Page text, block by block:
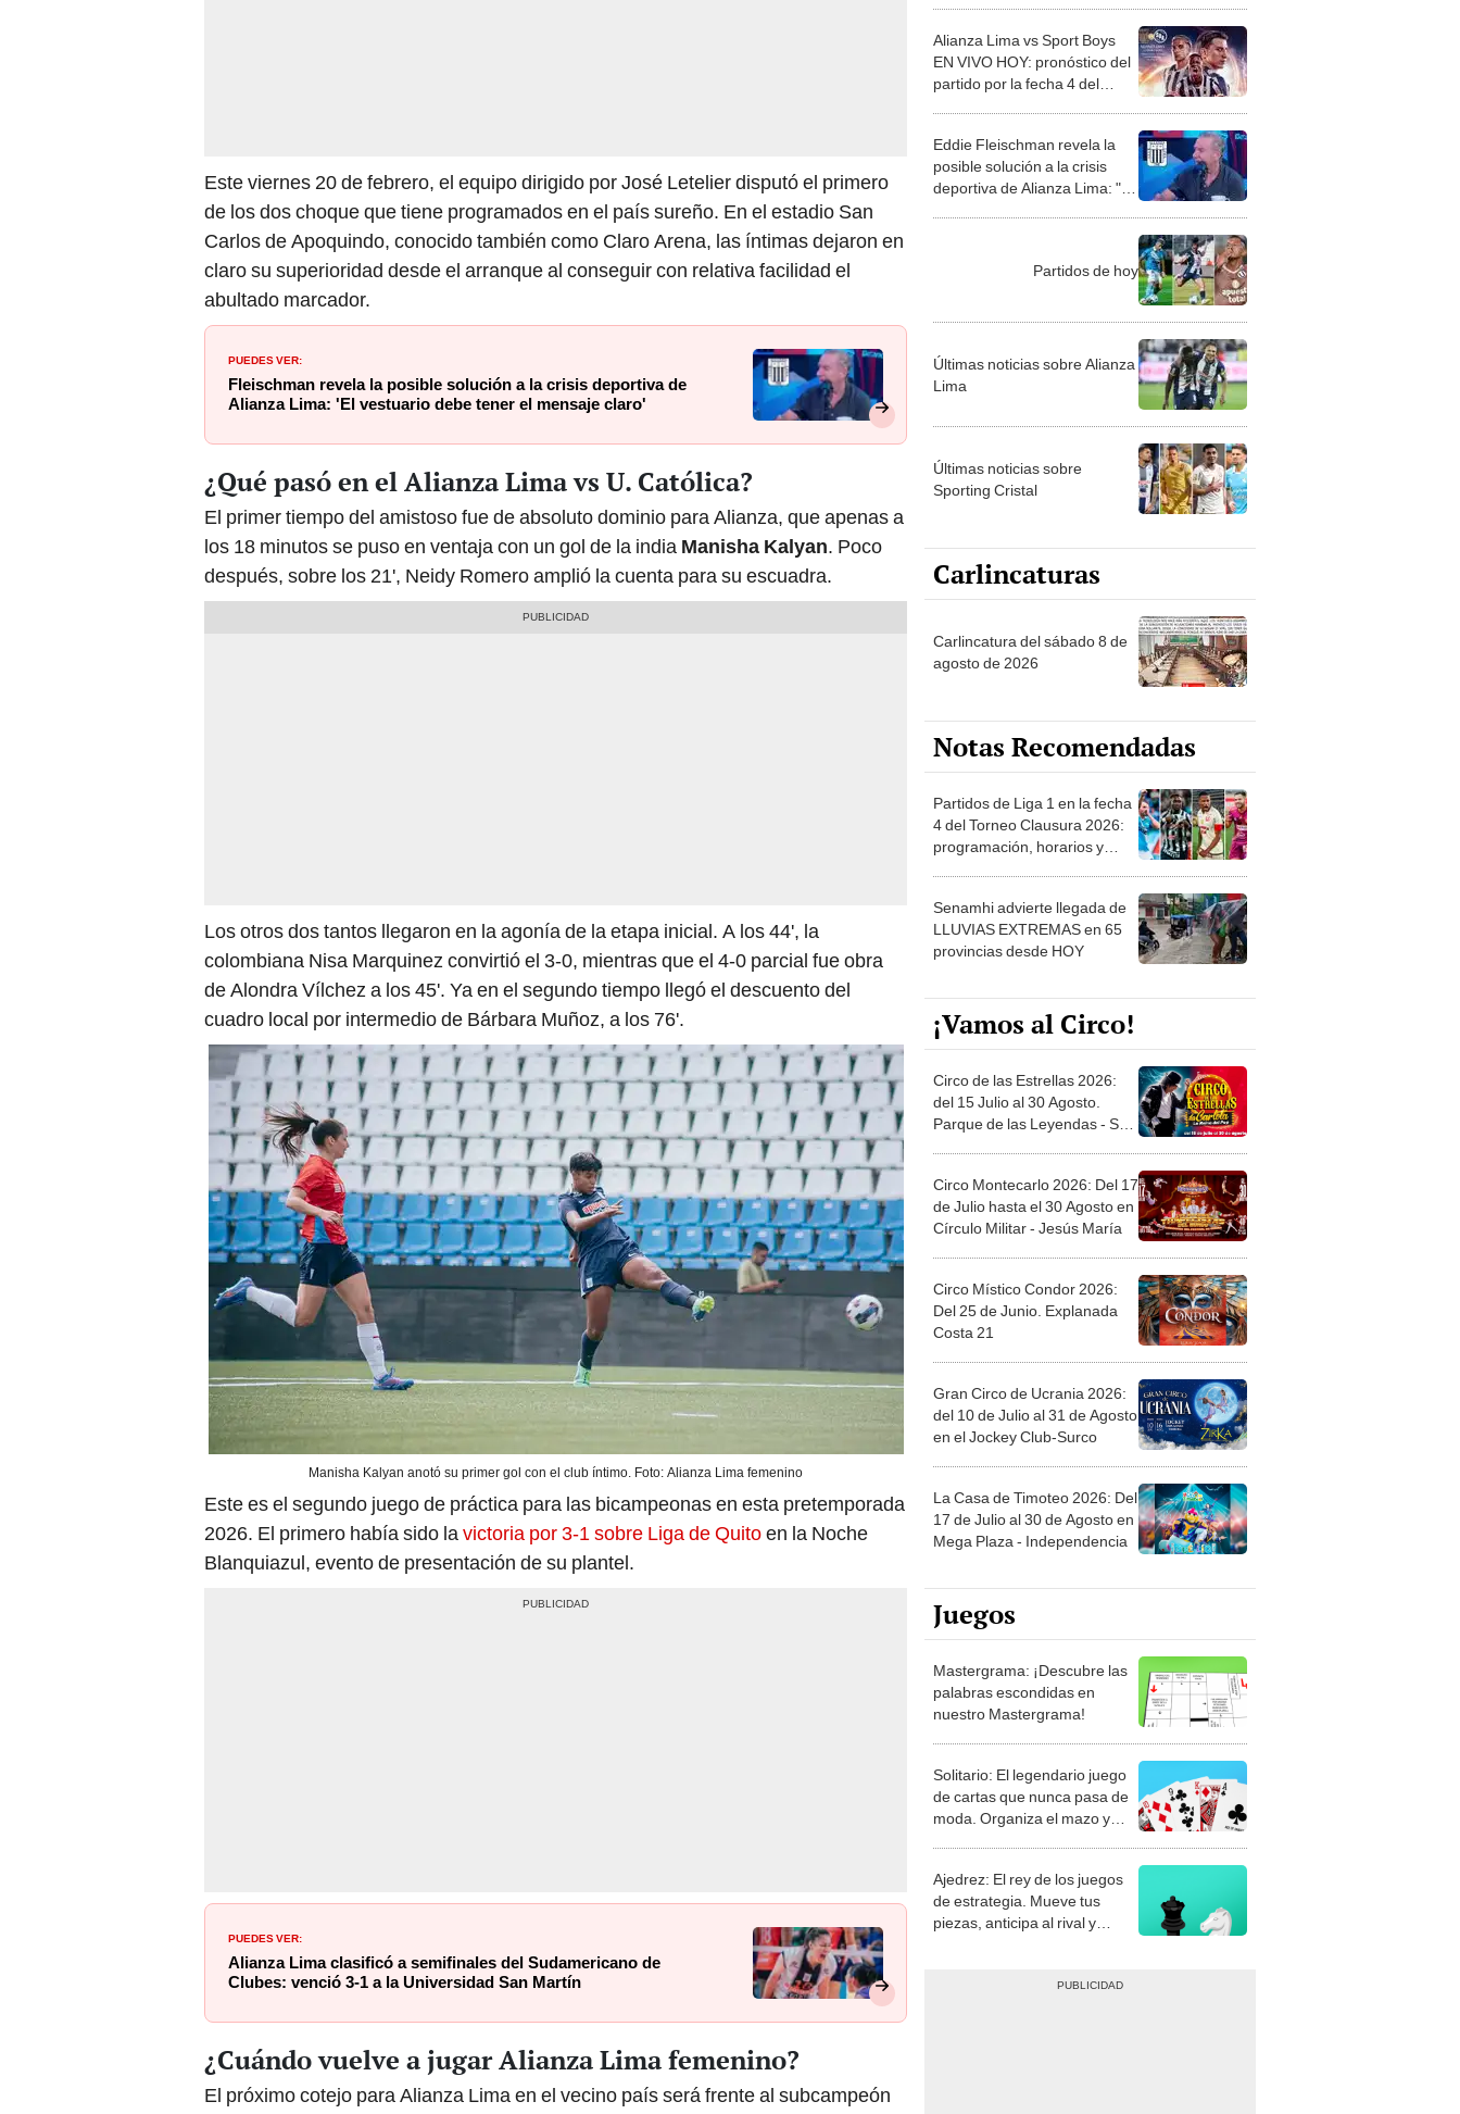
Este viernes 20 de febrero, el equipo dirigido por José Letelier disputó el primero
de los dos choque que tiene programados en el país sureño. En el estadio San
Carlos de Apoquindo, conocido también como Claro Arena, las íntimas dejaron en
claro su superioridad desde el arranque al conseguir con relativa facilidad el
abultado marcador.
PUEDES VER:
Fleischman revela la posible solución a la crisis deportiva de
Alianza Lima: 'El vestuario debe tener el mensaje claro'
¿Qué pasó en el Alianza Lima vs U. Católica?
El primer tiempo del amistoso fue de absoluto dominio para Alianza, que apenas a
los 18 minutos se puso en ventaja con un gol de la india Manisha Kalyan. Poco
después, sobre los 21', Neidy Romero amplió la cuenta para su escuadra.
Los otros dos tantos llegaron en la agonía de la etapa inicial. A los 44', la
colombiana Nisa Marquinez convirtió el 3-0, mientras que el 4-0 parcial fue obra
de Alondra Vílchez a los 45'. Ya en el segundo tiempo llegó el descuento del
cuadro local por intermedio de Bárbara Muñoz, a los 76'.
Manisha Kalyan anotó su primer gol con el club íntimo. Foto: Alianza Lima femenino
Este es el segundo juego de práctica para las bicampeonas en esta pretemporada
2026. El primero había sido lavictoria por 3-1 sobre Liga de Quitoen la Noche
Blanquiazul, evento de presentación de su plantel.
PUEDES VER:
Alianza Lima clasificó a semifinales del Sudamericano de
Clubes: venció 3-1 a la Universidad San Martín
¿Cuándo vuelve a jugar Alianza Lima femenino?
El próximo cotejo para Alianza Lima en el vecino país será frente al subcampeón
Alianza Lima vs Sport Boys
EN VIVO HOY: pronóstico del
partido por la fecha 4 del
Eddie Fleischman revela la
posible solución a la crisis
deportiva de Alianza Lima: "El
Partidos de hoy
Últimas noticias sobre Alianza
Lima
Últimas noticias sobre
Sporting Cristal
Carlincaturas
Carlincatura del sábado 8 de
agosto de 2026
Notas Recomendadas
Partidos de Liga 1 en la fecha
4 del Torneo Clausura 2026:
programación, horarios y
Senamhi advierte llegada de
LLUVIAS EXTREMAS en 65
provincias desde HOY
¡Vamos al Circo!
Circo de las Estrellas 2026:
del 15 Julio al 30 Agosto.
Parque de las Leyendas - San
Circo Montecarlo 2026: Del 17
de Julio hasta el 30 Agosto en
Círculo Militar - Jesús María
Circo Místico Condor 2026:
Del 25 de Junio. Explanada
Costa 21
Gran Circo de Ucrania 2026:
del 10 de Julio al 31 de Agosto
en el Jockey Club-Surco
La Casa de Timoteo 2026: Del
17 de Julio al 30 de Agosto en
Mega Plaza - Independencia
Juegos
Mastergrama: ¡Descubre las
palabras escondidas en
nuestro Mastergrama!
Solitario: El legendario juego
de cartas que nunca pasa de
moda. Organiza el mazo y
Ajedrez: El rey de los juegos
de estrategia. Mueve tus
piezas, anticipa al rival y